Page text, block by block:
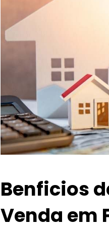
Benficios
Venda em